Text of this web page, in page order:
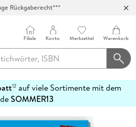
Rückgaberecht***
Filiale Konto Merkzettel Warenkorb
12auf viele Sortimente mit dem
SOMMER13